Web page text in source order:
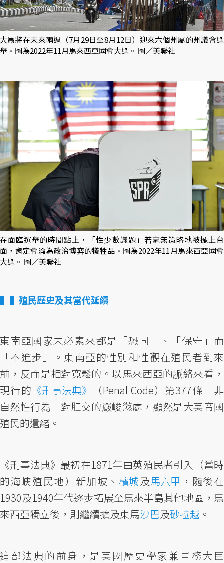
大馬將在未來兩週（7月29日至8月12日）迎來六個州屬的州議會選
舉。圖為2022年11月馬來西亞國會大選。 圖／美聯社
在面臨選舉的時間點上，「性少數議題」若毫無策略地被擺上台
面，肯定會淪為政治博弈的犧牲品。圖為2022年11月馬來西亞國會
大選。 圖／美聯社
▌殖民歷史及其當代延續
東南亞國家未必素來都是「恐同」、「保守」而
「不進步」。東南亞的性別和性觀在殖民者到來
前，反而是相對寬鬆的。以馬來西亞的脈絡來看，
現行的 《刑事法典》
（Penal Code）第377條「非
自然性行為」對肛交的嚴峻懲處，顯然是大英帝國
殖民的遺緒。
《刑事法典》最初在1871年由英殖民者引入（當時
的海峽殖民地）新加坡、 檳城及馬六甲 ，隨後在
1930及1940年代逐步拓展至馬來半島其他地區，馬
來西亞獨立後，則繼續擴及東馬沙巴及砂拉越 。
這部法典的前身，是英國歷史學家兼軍務大臣